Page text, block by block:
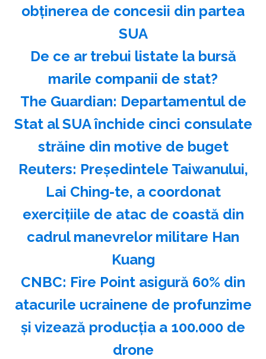
obţinerea de concesii din partea
SUA
️De ce ar trebui listate la bursă
marile companii de stat?
The Guardian: Departamentul de
Stat al SUA închide cinci consulate
străine din motive de buget
Reuters: Preşedintele Taiwanului,
Lai Ching-te, a coordonat
exerciţiile de atac de coastă din
cadrul manevrelor militare Han
Kuang
CNBC: Fire Point asigură 60% din
atacurile ucrainene de profunzime
şi vizează producţia a 100.000 de
drone